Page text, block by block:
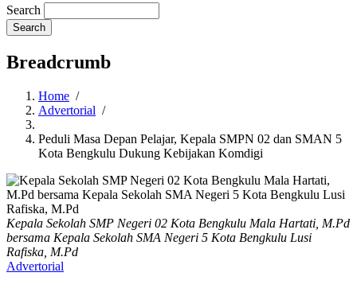
Search
Breadcrumb
Home /
Advertorial /
Peduli Masa Depan Pelajar, Kepala SMPN 02 dan SMAN 5
Kota Bengkulu Dukung Kebijakan Komdigi
Kepala Sekolah SMP Negeri 02 Kota Bengkulu Mala Hartati, M.Pd
bersama Kepala Sekolah SMA Negeri 5 Kota Bengkulu Lusi
Rafiska, M.Pd
Advertorial